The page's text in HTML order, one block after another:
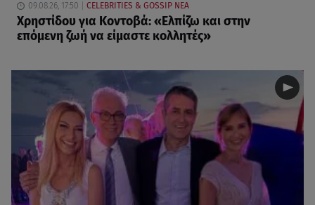
09.08.26, 17:50 CELEBRITIES & GOSSIP ΝΕΑ
Χρηστίδου για Κοντοβά: «Ελπίζω και στην
επόμενη ζωή να είμαστε κολλητές»